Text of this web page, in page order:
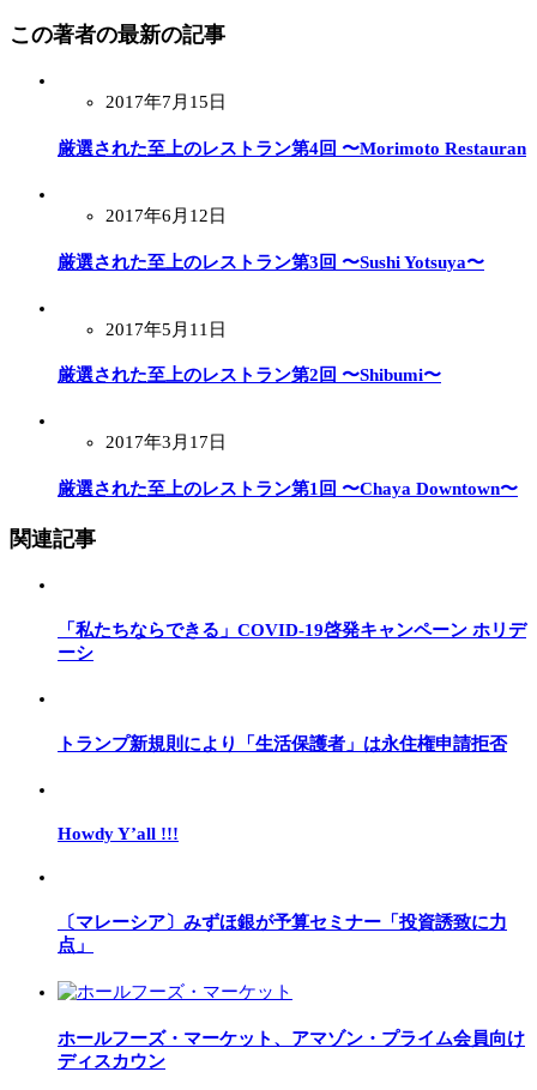
この著者の最新の記事
2017年7月15日
厳選された至上のレストラン第4回 〜Morimoto Restauran
2017年6月12日
厳選された至上のレストラン第3回 〜Sushi Yotsuya〜
2017年5月11日
厳選された至上のレストラン第2回 〜Shibumi〜
2017年3月17日
厳選された至上のレストラン第1回 〜Chaya Downtown〜
関連記事
「私たちならできる」COVID-19啓発キャンペーン ホリデ
ーシ
トランプ新規則により「生活保護者」は永住権申請拒否
Howdy Y’all !!!
〔マレーシア〕みずほ銀が予算セミナー「投資誘致に力
点」
ホールフーズ・マーケット、アマゾン・プライム会員向け
ディスカウン